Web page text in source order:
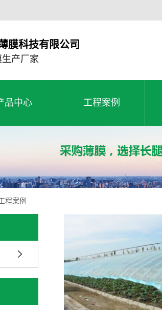
膜科技有限公司
产厂家
品中心
薄膜工程膜
白拉伸膜
老化彩条布
工程案例
工程案例
程案例